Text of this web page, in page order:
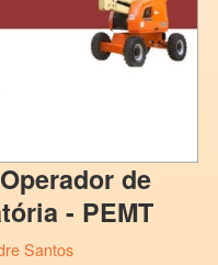
de
- PEMT
Santos